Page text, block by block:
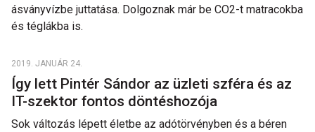
ásványvízbe juttatása. Dolgoznak már be CO2-t matracokba
és téglákba is.
2019. JANUÁR 24.
Így lett Pintér Sándor az üzleti szféra és az
IT-szektor fontos döntéshozója
Sok változás lépett életbe az adótörvényben és a béren